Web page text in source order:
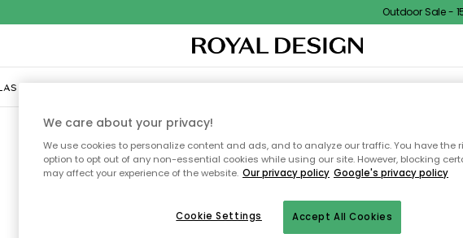
Outdoor Sale -
& GESCHIRRINNENEINRICHTUNGTEXTILIEN & TEPPICHEKÜCHEAUFBEWAHRUNG
Ooops, die Seite wurde
We care about your privacy!
We use cookies to personalize content and ads, and to analyze our traffic. You have the
option to opt out of any non-essential cookies while using our site. However, blocking
may affect your experience of the website. Our privacy policy Google's privacy policy
Accept All Cookies
Cookie Settings